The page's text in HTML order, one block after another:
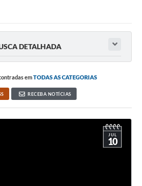
DETALHADA
emTODAS AS CATEGORIAS
RECEBA NOTÍCIAS
JUL
10